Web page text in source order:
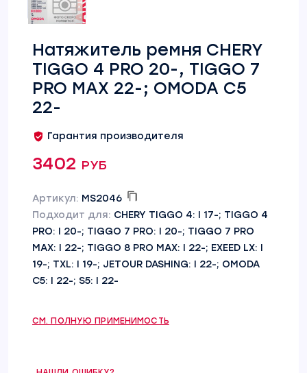
Натяжитель ремня CHERY
TIGGO 4 PRO 20-, TIGGO 7
PRO MAX 22-; OMODA C5
22-
Гарантия производителя
3402 руб
Артикул: MS2046
Подходит для: CHERY TIGGO 4: I 17-; TIGGO 4
PRO: I 20-; TIGGO 7 PRO: I 20-; TIGGO 7 PRO
MAX: I 22-; TIGGO 8 PRO MAX: I 22-; EXEED LX: I
19-; TXL: I 19-; JETOUR DASHING: I 22-; OMODA
C5: I 22-; S5: I 22-
СМ. ПОЛНУЮ ПРИМЕНИМОСТЬ